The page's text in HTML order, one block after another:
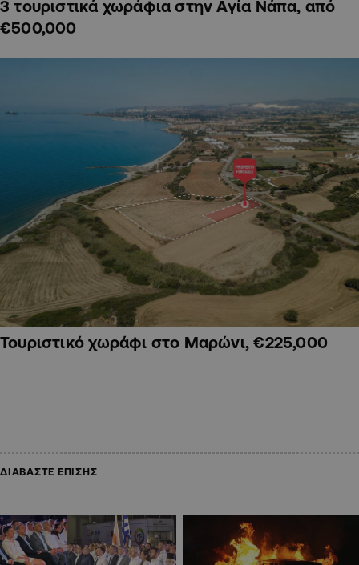
3 τουριστικά χωράφια στην Αγία Νάπα, από
€500,000
Τουριστικό χωράφι στο Μαρώνι, €225,000
ΔΙΑΒΑΣΤΕ ΕΠΙΣΗΣ